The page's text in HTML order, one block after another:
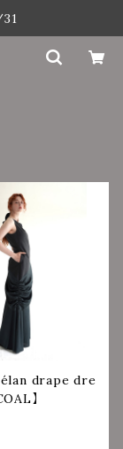
élan drape dre
】